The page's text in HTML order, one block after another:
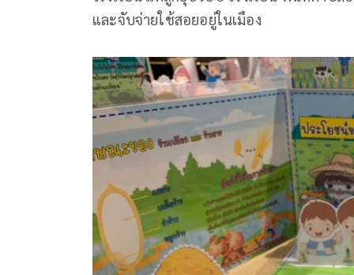
และจับจ่ายใช้สอยอยู่ในเมือง